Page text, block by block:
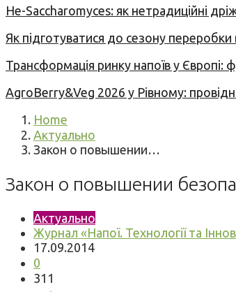
Не-Saccharomyces: як нетрадиційні
Як підготуватися до сезону
Трансформація ринку напоїв у Європі:
AgroBerry&Veg 2026 у Рівному:
Home
Актуально
Закон о повышении…
Закон о повышении
Актуально
Журнал «Напої. Технології та
17.09.2014
0
311